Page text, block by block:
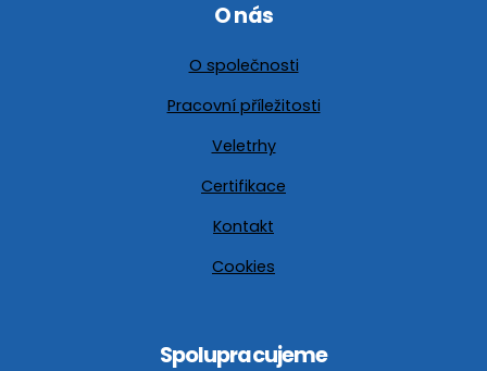
O nás
O společnosti
Pracovní příležitosti
Veletrhy
Certifikace
Kontakt
Cookies
Spolupracujeme